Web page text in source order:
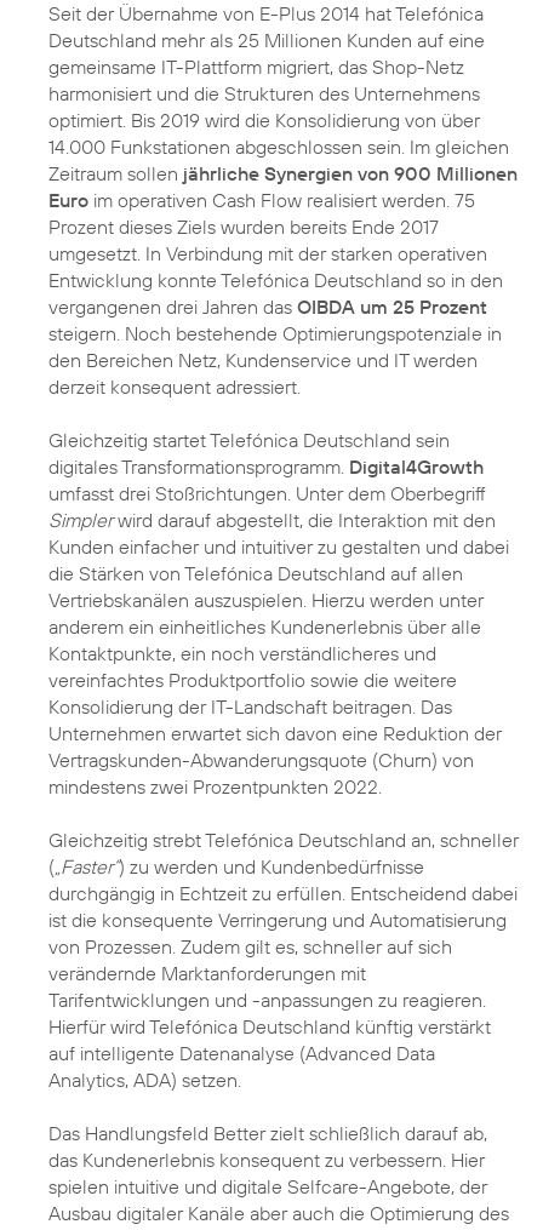
Seit der Übernahme von E-Plus 2014 hat Telefónica
Deutschland mehr als 25 Millionen Kunden auf eine
gemeinsame IT-Plattform migriert, das Shop-Netz
harmonisiert und die Strukturen des Unternehmens
optimiert. Bis 2019 wird die Konsolidierung von über
14.000 Funkstationen abgeschlossen sein. Im gleichen
Zeitraum sollen jährliche Synergien von 900 Millionen
Euro im operativen Cash Flow realisiert werden. 75
Prozent dieses Ziels wurden bereits Ende 2017
umgesetzt. In Verbindung mit der starken operativen
Entwicklung konnte Telefónica Deutschland so in den
vergangenen drei Jahren das OIBDA um 25 Prozent
steigern. Noch bestehende Optimierungspotenziale in
den Bereichen Netz, Kundenservice und IT werden
derzeit konsequent adressiert.
Gleichzeitig startet Telefónica Deutschland sein
digitales Transformationsprogramm. Digital4Growth
umfasst drei Stoßrichtungen. Unter dem Oberbegriff
Simplerwird darauf abgestellt, die Interaktion mit den
Kunden einfacher und intuitiver zu gestalten und dabei
die Stärken von Telefónica Deutschland auf allen
Vertriebskanälen auszuspielen. Hierzu werden unter
anderem ein einheitliches Kundenerlebnis über alle
Kontaktpunkte, ein noch verständlicheres und
vereinfachtes Produktportfolio sowie die weitere
Konsolidierung der IT-Landschaft beitragen. Das
Unternehmen erwartet sich davon eine Reduktion der
Vertragskunden-Abwanderungsquote (Churn) von
mindestens zwei Prozentpunkten 2022.
Gleichzeitig strebt Telefónica Deutschland an, schneller
(„Faster“) zu werden und Kundenbedürfnisse
durchgängig in Echtzeit zu erfüllen. Entscheidend dabei
ist die konsequente Verringerung und Automatisierung
von Prozessen. Zudem gilt es, schneller auf sich
verändernde Marktanforderungen mit
Tarifentwicklungen und -anpassungen zu reagieren.
Hierfür wird Telefónica Deutschland künftig verstärkt
auf intelligente Datenanalyse (Advanced Data
Analytics, ADA) setzen.
Das Handlungsfeld Better zielt schließlich darauf ab,
das Kundenerlebnis konsequent zu verbessern. Hier
spielen intuitive und digitale Selfcare-Angebote, der
Ausbau digitaler Kanäle aber auch die Optimierung des